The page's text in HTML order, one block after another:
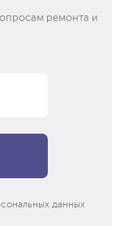
ремонта и
данных